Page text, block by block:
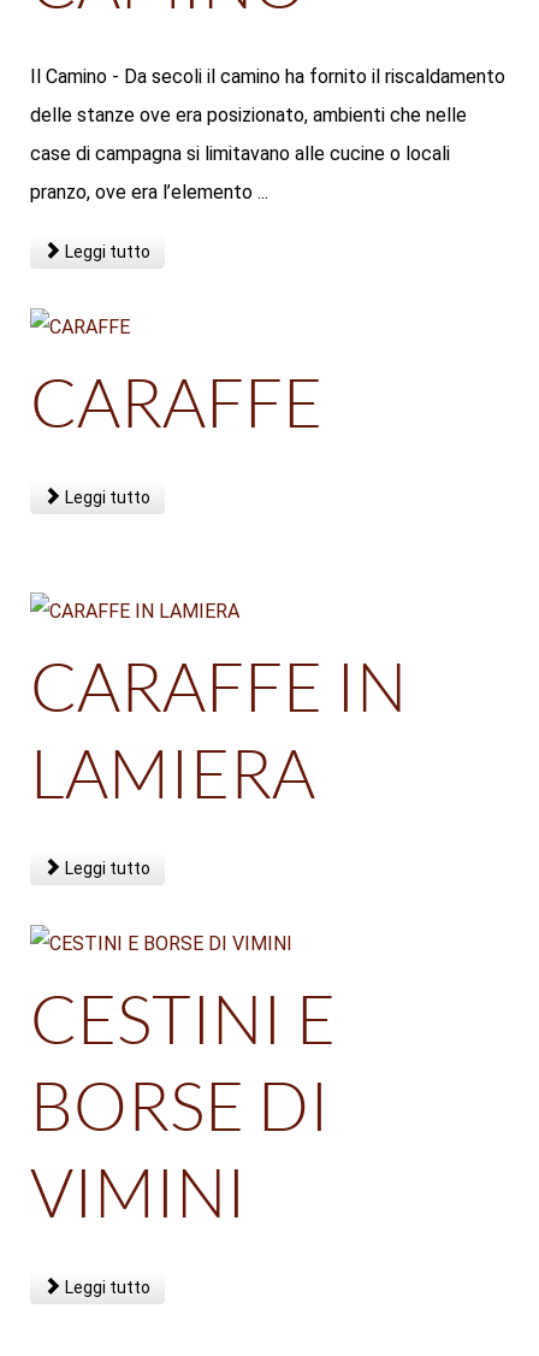
Il Camino - Da secoli il camino ha fornito il riscaldamento
delle stanze ove era posizionato, ambienti che nelle
case di campagna si limitavano alle cucine o locali
pranzo, ove era l’elemento ...
Leggi tutto
CARAFFE
Leggi tutto
CARAFFE IN
LAMIERA
Leggi tutto
CESTINI E
BORSE DI
VIMINI
Leggi tutto